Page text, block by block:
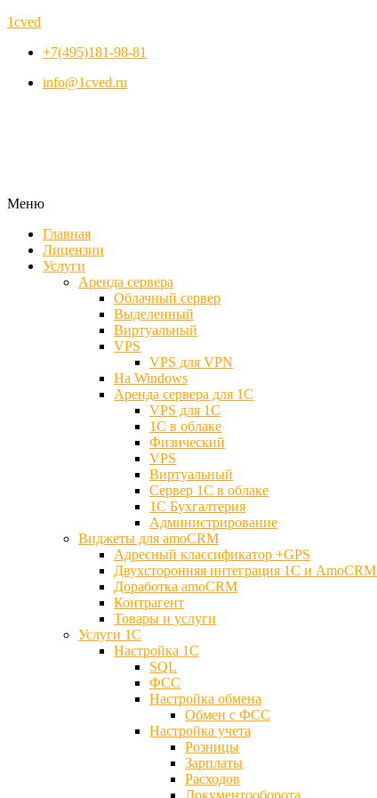
1cved
+7(495)181-98-81
info@1cved.ru
Меню
Главная
Лицензии
Услуги
Аренда сервера
Облачный сервер
Выделенный
Виртуальный
VPS
VPS для VPN
На Windows
Аренда сервера для 1С
VPS для 1С
1С в облаке
Физический
VPS
Виртуальный
Сервер 1С в облаке
1С Бухгалтерия
Администрирование
Виджеты для amoCRM
Адресный классификатор +GPS
Двухсторонняя интеграция 1С и AmoCRM
Доработка amoCRM
Контрагент
Товары и услуги
Услуги 1С
Настройка 1С
SQL
ФСС
Настройка обмена
Обмен с ФСС
Настройка учета
Розницы
Зарплаты
Расходов
Документооборота